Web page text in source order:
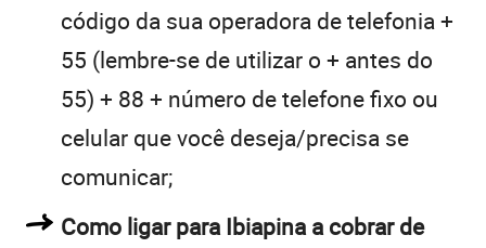
código da sua operadora de telefonia +
55 (lembre-se de utilizar o + antes do
55) + 88 + número de telefone fixo ou
celular que você deseja/precisa se
comunicar;
Como ligar para Ibiapina a cobrar de